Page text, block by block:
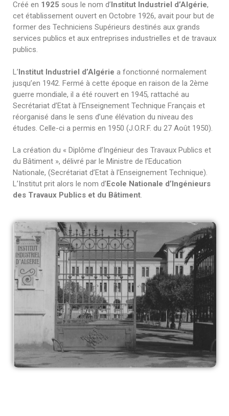
Mot de bienvenue
Organigramme
Direction Adjointe chargée des Enseignements, des
Diplômes et de la Formation Continue
Direction de la formation doctorale, de la recherche
scientifique et du développement technologique, de
l’innovation et de la promotion de l’entreprenariat
Direction Adjointe chargée des Systèmes
d’Information et de Communication et des Relations
Extérieures
Services
Secrétaire Général
Sous-Direction du Personnels, de la Formation, des
activités culturelles et sportives
Sous-Direction du Budget et de la Comptabilité
Centre des Systèmes et Réseaux d’Information, de
Communication de Télé-enseignement et de
l’Enseignement à Distance
Centre d’Impression et d’Audiovisuel
Bibliothèque
Espace Étudiant
Galerie Photos & Vidéos
Cérémonies
Electronique
Electrotechnique
Génie Civil
Génie Environnement
Génie Mécanique
Génie Minier
Hydraulique
Maîtrise des Risques Industriels et Environnementaux
Classes Préparatoires
Programmes & bourses
Erasmus+
Listes Des Partenariat
Publications
Journal ENPESJ
Informations
Recherche
EVENEMENTS
Conférence Internationale EGTDD 2025
CICOMM_2025
Conférencier émérite IEEE à l’ENP
Proces Verbal du conseil scientifique de l’école
PV- Réunion du Conseil de l’École
Calendrier pédagogique pour l’année 2025/2026
supérieures 2024-2025.
Calendrier pédagogique pour l’année 2024/2025
Emplois du temps 2024-2025
Règlements Intérieurs
Programmes Pédagogiques
Formations assurées
Stages
Diplômes
Imprimés des œuvres Sociales
Imprimes de post graduation
Charte de Déontologie et D’éthique Universitaires
Nouveau Bacheliers
Nouveaux Bacheliers 2023
Portes Ouvertes Virtuelles
Etudier En Algérie
Contacts
Annuaire
العربية
En
Créé en 1925 sous le nom d’Institut Industriel d’Algérie,
cet établissement ouvert en Octobre 1926, avait pour but de
former des Techniciens Supérieurs destinés aux grands
services publics et aux entreprises industrielles et de travaux
publics.
L’Institut Industriel d’Algérie a fonctionné normalement
jusqu’en 1942. Fermé à cette époque en raison de la 2ème
guerre mondiale, il a été rouvert en 1945, rattaché au
Secrétariat d’Etat à l’Enseignement Technique Français et
réorganisé dans le sens d’une élévation du niveau des
études. Celle-ci a permis en 1950 (J.O.R.F. du 27 Août 1950).
La création du « Diplôme d’Ingénieur des Travaux Publics et
du Bâtiment », délivré par le Ministre de l’Education
Nationale, (Secrétariat d’Etat à l’Enseignement Technique).
L’Institut prit alors le nom d’Ecole Nationale d’Ingénieurs
des Travaux Publics et du Bâtiment.